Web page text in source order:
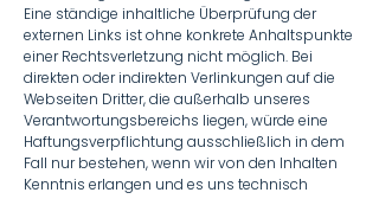
Eine ständige inhaltliche Überprüfung der
externen Links ist ohne konkrete Anhaltspunkte
einer Rechtsverletzung nicht möglich. Bei
direkten oder indirekten Verlinkungen auf die
Webseiten Dritter, die außerhalb unseres
Verantwortungsbereichs liegen, würde eine
Haftungsverpflichtung ausschließlich in dem
Fall nur bestehen, wenn wir von den Inhalten
Kenntnis erlangen und es uns technisch